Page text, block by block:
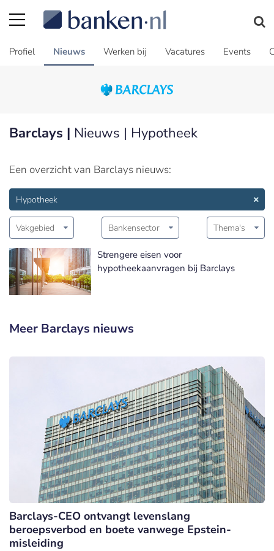
Profiel Nieuws Werken bij Vacatures Events
Barclays | Nieuws | Hypotheek
Een overzicht van Barclays nieuws:
Hypotheek
Vakgebied Bankensector Thema's
Strengere eisen voor
hypotheekaanvragen bij Barclays
Meer Barclays nieuws
Barclays-CEO ontvangt levenslang
beroepsverbod en boete vanwege Epstein-
misleiding